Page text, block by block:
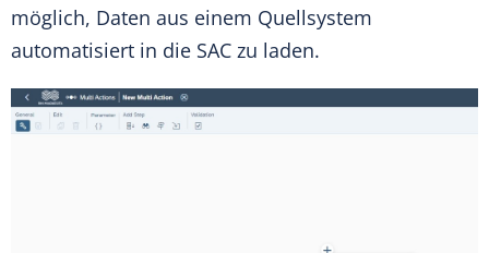
möglich, Daten aus einem Quellsystem
automatisiert in die SAC zu laden.